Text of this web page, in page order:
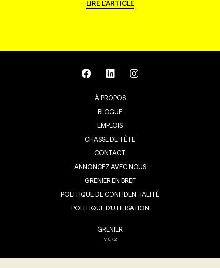
LIRE L'ARTICLE
À PROPOS
BLOGUE
EMPLOIS
CHASSE DE TÊTE
CONTACT
ANNONCEZ AVEC NOUS
GRENIER EN BREF
POLITIQUE DE CONFIDENTIALITÉ
POLITIQUE D’UTILISATION
GRENIER
V8.7.2